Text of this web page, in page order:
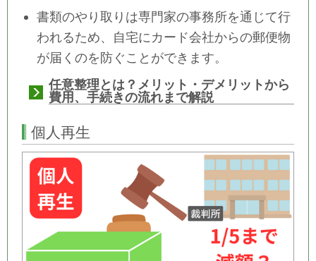
書類のやり取りは専門家の事務所を通じて行
われるため、自宅にカード会社からの郵便物
が届くのを防ぐことができます。
任意整理とは？メリット・デメリットから
費用、手続きの流れまで解説
個人再生